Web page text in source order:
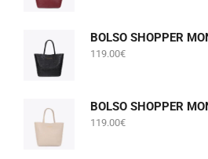
119.00€
119.00€